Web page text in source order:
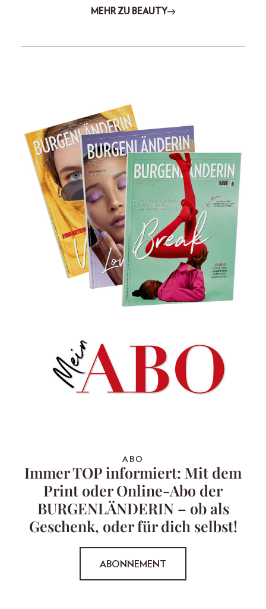
MEHR ZU BEAUTY
ABO
Immer TOP informiert: Mit dem
Print oder Online-Abo der
BURGENLÄNDERIN – ob als
Geschenk, oder für dich selbst!
ABONNEMENT